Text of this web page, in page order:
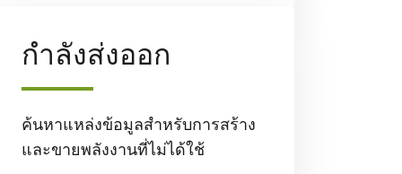
กําลังส่งออก
ค้นหาแหล่งข้อมูลสําหรับการสร้าง
และขายพลังงานที่ไม่ได้ใช้